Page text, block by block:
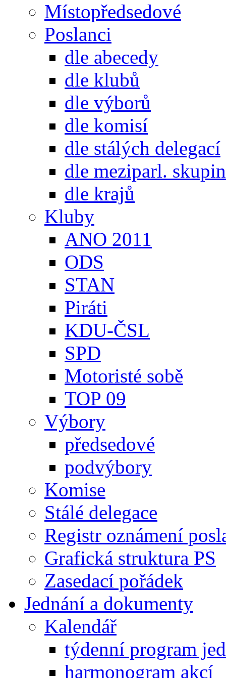
Místopředsedové
Poslanci
dle abecedy
dle klubů
dle výborů
dle komisí
dle stálých delegací
dle meziparl. skupin
dle krajů
Kluby
ANO 2011
ODS
STAN
Piráti
KDU-ČSL
SPD
Motoristé sobě
TOP 09
Výbory
předsedové
podvýbory
Komise
Stálé delegace
Registr oznámení
Grafická struktura PS
Zasedací pořádek
Jednání a dokumenty
Kalendář
týdenní program
harmonogram akcí